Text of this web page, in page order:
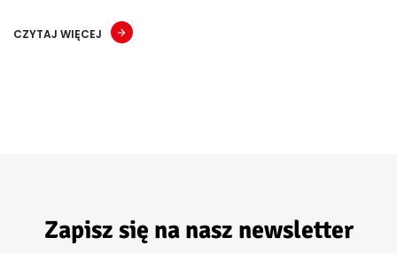
CZYTAJ WIĘCEJ
Zapisz się na nasz newsletter